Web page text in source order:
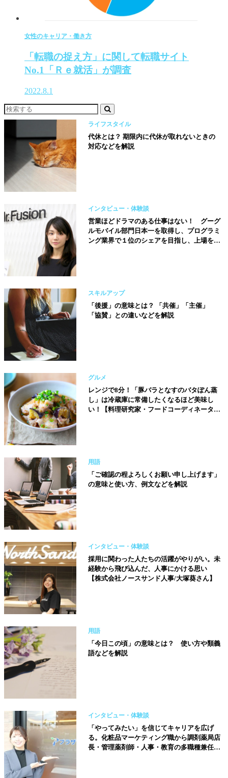
女性のキャリア・働き方
「転職の捉え方」に関して転職サイト
No.1「Ｒｅ就活」が調査
2022.8.1
ライフスタイル
代休とは？ 期限内に代休が取れないときの
対応などを解説
インタビュー・体験談
営業ほどドラマのある仕事はない！ グーグ
ルモバイル部門日本一を取得し、プログラミ
ング業界で１位のシェアを目指し、上場を果
スキルアップ
「後援」の意味とは？ 「共催」「主催」
「協賛」との違いなどを解説
グルメ
レンジで8分！「豚バラとなすのバタぽん蒸
し」は冷蔵庫に常備したくなるほど美味し
い！【料理研究家・フードコーディネーター
用語
「ご確認の程よろしくお願い申し上げます」
の意味と使い方、例文などを解説
インタビュー・体験談
採用に関わった人たちの活躍がやりがい。未
経験から飛び込んだ、人事にかける思い
【株式会社ノースサンド人事/大塚葵さん】
用語
「今日この頃」の意味とは？ 使い方や類義
語などを解説
インタビュー・体験談
「やってみたい」を信じてキャリアを広げ
る。化粧品マーケティング職から調剤薬局店
長・管理薬剤師・人事・教育の多職種兼任へ